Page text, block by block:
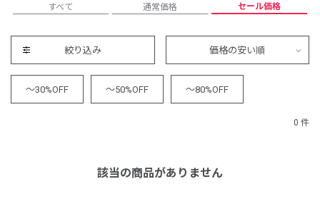
すべて 通常価格 セール価格
絞り込み 価格の安い順
～30%OFF ～50%OFF ～80%OFF
0 件
該当の商品がありません